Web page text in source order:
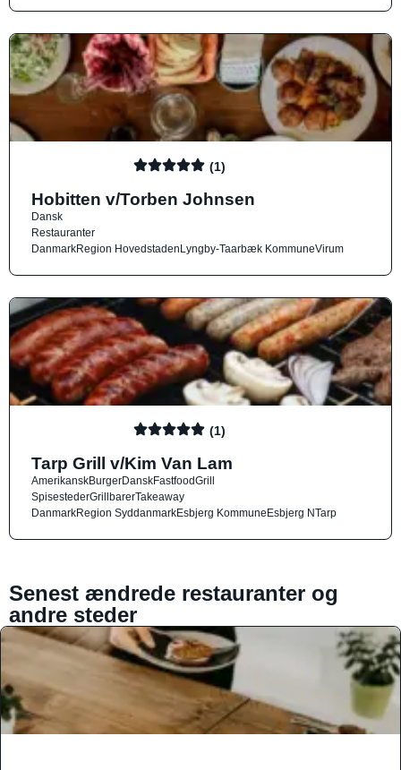
(1)
Hobitten v/Torben Johnsen
Dansk
Restauranter
DanmarkRegion HovedstadenLyngby-Taarbæk KommuneVirum
(1)
Tarp Grill v/Kim Van Lam
AmerikanskBurgerDanskFastfoodGrill
SpisestederGrillbarerTakeaway
DanmarkRegion SyddanmarkEsbjerg KommuneEsbjerg NTarp
Senest ændrede restauranter og
andre steder